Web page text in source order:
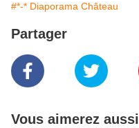
#*-* Diaporama Château
Partager
Vous aimerez aussi